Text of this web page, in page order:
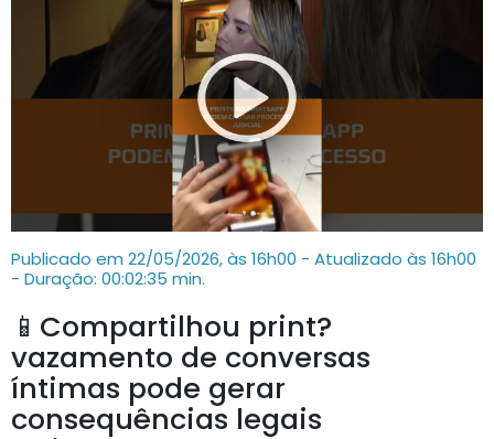
Publicado em 22/05/2026, às 16h00 - Atualizado às 16h00
- Duração: 00:02:35 min.
📱Compartilhou print?
vazamento de conversas
íntimas pode gerar
consequências legais